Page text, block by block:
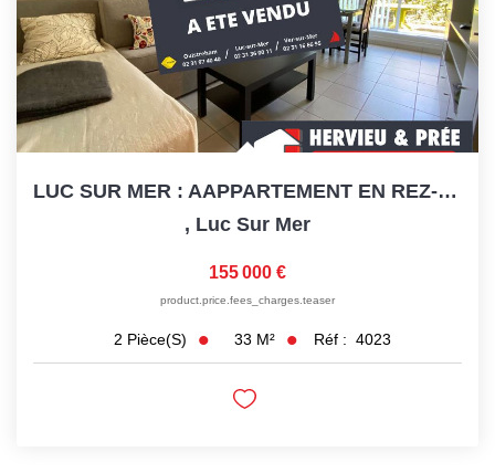
LUC SUR MER : AAPPARTEMENT EN REZ-DE-JARDIN
, Luc Sur Mer
155 000 €
product.price.fees_charges.teaser
2 Pièce(s) 33 M² Réf : 4023